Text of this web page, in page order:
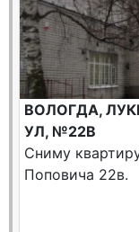
ВОЛОГДА,
УЛ, №22В
Сниму
Поповича 22в.